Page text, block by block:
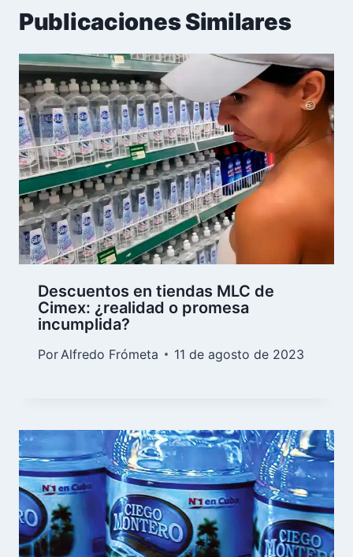
Publicaciones Similares
Descuentos en tiendas MLC de
Cimex: ¿realidad o promesa
incumplida?
Por Alfredo Frómeta 11 de agosto de 2023